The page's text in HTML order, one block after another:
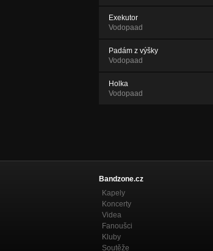
Exekutor
Vodopaad
Padám z výšky
Vodopaad
Holka
Vodopaad
Bandzone.cz
Kapely
Koncerty
Videa
Fanoušci
Kluby
Soutěže